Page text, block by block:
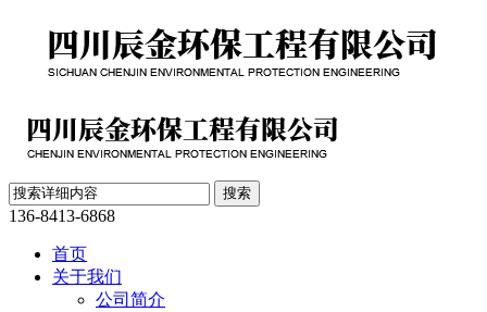
136-8413-6868
首页
关于我们
公司简介